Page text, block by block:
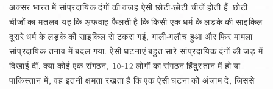
अक्सर भारत में सांप्रदायिक दंगों की वजह ऐसी छोटी-छोटी चीजें होती हैं. छोटी
चीजों का मतलब यह कि अ़फवाह फैलती है कि किसी एक धर्म के लड़के की साइकिल
दूसरे धर्म के लड़के की साइकिल से टकरा गई, गाली-गलौच हुआ और फिर मामला
सांप्रदायिक तनाव में बदल गया. ऐसी घटनाएं बहुत सारे सांप्रदायिक दंगों की जड़ में
दिखाई दीं. क्या कोई एक संगठन, 10-12 लोगों का संगठन हिंदुुस्तान में हो या
पाकिस्तान में, वह इतनी क्षमता रखता है कि एक ऐसी घटना को अंजाम दे, जिससे